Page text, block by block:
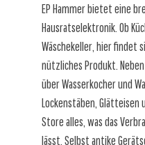
EP Hammer bietet eine
Hausratselektronik. Ob
Wäschekeller, hier findet
nützliches Produkt.
über Wasserkocher und
Lockenstäben,
Store alles, was das
lässt. Selbst antike